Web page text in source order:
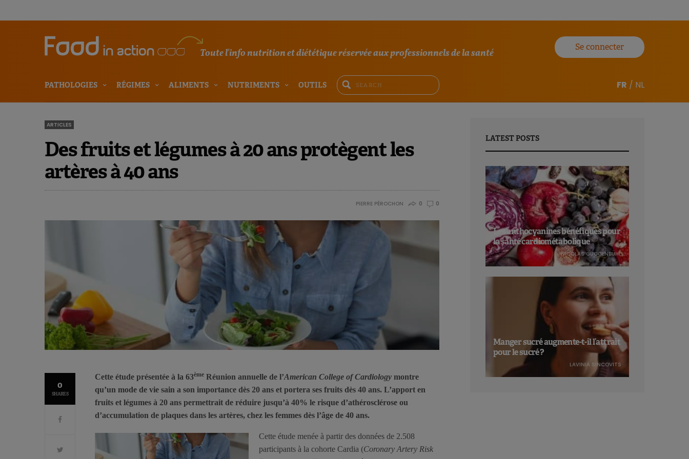
Toute l'info nutrition et diététique réservée aux professionnels de la santé
Se connecter
PATHOLOGIES RÉGIMES ALIMENTS NUTRIMENTS OUTILS FR / NL
ARTICLES
Des fruits et légumes à 20 ans protègent les
artères à 40 ans
PIERRE PÉROCHON 0 0
0
SHARES
Cette étude présentée à la 63ème Réunion annuelle de l’American College of Cardiology montre
qu’un mode de vie sain a son importance dès 20 ans et portera ses fruits dès 40 ans. L’apport en
fruits et légumes à 20 ans permettrait de réduire jusqu’à 40% le risque d’athérosclérose ou
d’accumulation de plaques dans les artères, chez les femmes dès l’âge de 40 ans.
Cette étude menée à partir des données de 2.508
participants à la cohorte Cardia (Coronary Artery Risk
LATEST POSTS
Les anthocyanines bénéfiques pour
la santé cardiométabolique
NICOLAS GUGGENBÜHL
Manger sucré augmente-t-il l’attrait
pour le sucré ?
LAVINIA SINCOVITS